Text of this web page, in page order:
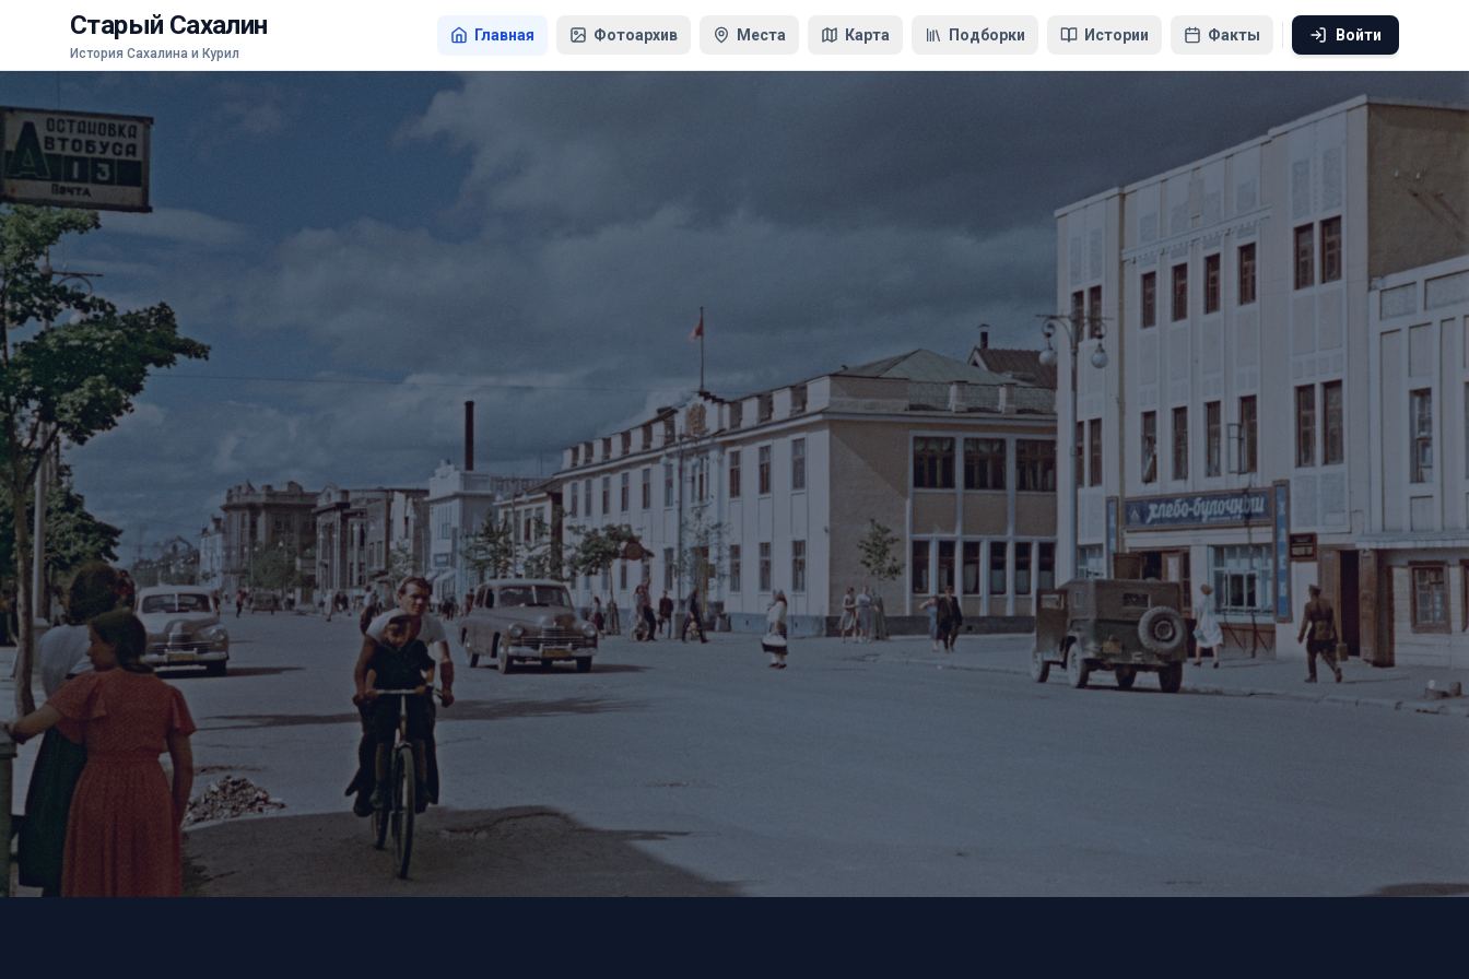
Старый Сахалин
История Сахалина и Курил
Главная Фотоархив Места Карта Подборки Истории Факты Войти